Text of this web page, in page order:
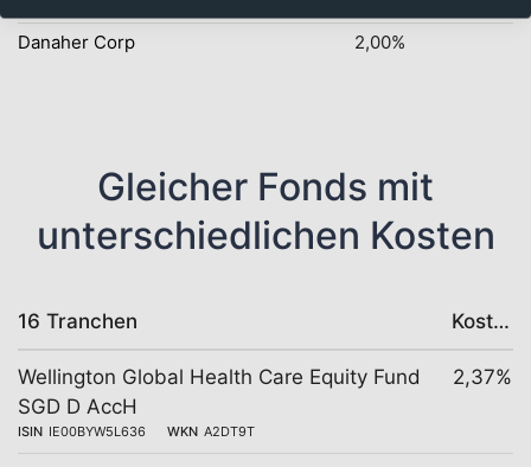
Danaher Corp
2,00%
Gleicher Fonds mit
unterschiedlichen Kosten
16 Tranchen Kosten
Wellington Global Health Care Equity Fund
SGD D AccH
ISIN IE00BYW5L636 WKN A2DT9T
2,37%